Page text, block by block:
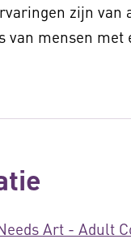
zijn
van mensen
Art - Adult